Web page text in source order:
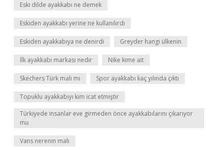
Eski dilde ayakkabı ne demek
Eskiden ayakkabı yerine ne kullanılırdı
Eskiden ayakkabıya ne denirdi Greyder hangi ülkenin
İlk ayakkabı markası nedir Nike kime ait
Skechers Türk malı mı Spor ayakkabı kaç yılında çıktı
Topuklu ayakkabıyı kim icat etmiştir
Türkiyede insanlar eve girmeden önce ayakkabılarını çıkarıyor
mu
Vans nerenin malı